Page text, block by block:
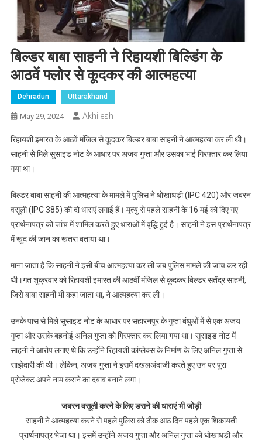
बिल्डर बाबा साहनी ने रिहायशी बिल्डिंग के
आठवें फ्लोर से कूदकर की आत्महत्या
Dehradun Uttarakhand
May 29, 2024 Akhilesh
रिहायशी इमारत के आठवें मंजिल से कूदकर बिल्डर बाबा साहनी ने आत्महत्या कर ली थी।
साहनी से मिले सुसाइड नोट के आधार पर अजय गुप्ता और उसका भाई गिरफ्तार कर लिया
गया था।
बिल्डर बाबा साहनी की आत्महत्या के मामले में पुलिस ने धोखाधड़ी (IPC 420) और जबरन
वसूली (IPC 385) की दो धाराएं लगाई हैं। मृत्यु से पहले साहनी के 16 मई को दिए गए
प्रार्थनापत्र को जांच में शामिल करते हुए धाराओं में वृद्धि हुई है। साहनी ने इस प्रार्थनापत्र
में खुद की जान का खतरा बताया था।
माना जाता है कि साहनी ने इसी बीच आत्महत्या कर ली जब पुलिस मामले की जांच कर रही
थी।गत शुक्रवार को रिहायशी इमारत की आठवीं मंजिल से कूदकर बिल्डर सतेंद्र साहनी,
जिसे बाबा साहनी भी कहा जाता था, ने आत्महत्या कर ली।
उनके पास से मिले सुसाइड नोट के आधार पर सहारनपुर के गुप्ता बंधुओं में से एक अजय
गुप्ता और उसके बहनोई अनिल गुप्ता को गिरफ्तार कर लिया गया था। सुसाइड नोट में
साहनी ने आरोप लगाए थे कि उन्होंने रिहायशी कांप्लेक्स के निर्माण के लिए अनिल गुप्ता से
साझेदारी की थी। लेकिन, अजय गुप्ता ने इसमें दखलअंदाजी करते हुए उन पर पूरा
प्रोजेक्ट अपने नाम कराने का दबाव बनाने लगा।
जबरन वसूली करने के लिए डराने की धाराएं भी जोड़ी
साहनी ने आत्महत्या करने से पहले पुलिस को ठीक आठ दिन पहले एक शिकायती
प्रार्थनापत्र भेजा था। इसमें उन्होंने अजय गुप्ता और अनिल गुप्ता को धोखाधड़ी और